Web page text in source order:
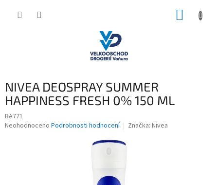
NIVEA DEOSPRAY SUMMER
HAPPINESS FRESH 0% 150 ML
BA771
Průměrné
Neohodnoceno Podrobnosti hodnocení Značka: Nivea